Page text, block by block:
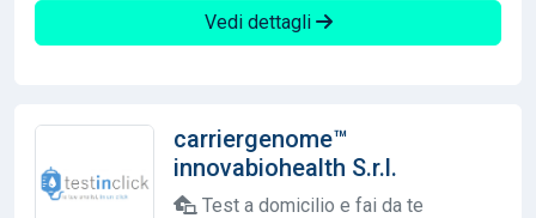
Vedi dettagli
carriergenome™
innovabiohealth S.r.l.
Test a domicilio e fai da te